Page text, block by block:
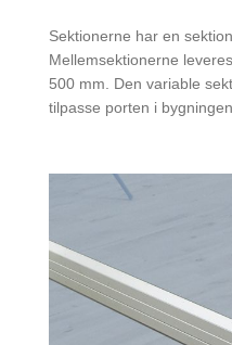
Sektionerne har en
Mellemsektionerne
500 mm. Den variable
tilpasse porten i